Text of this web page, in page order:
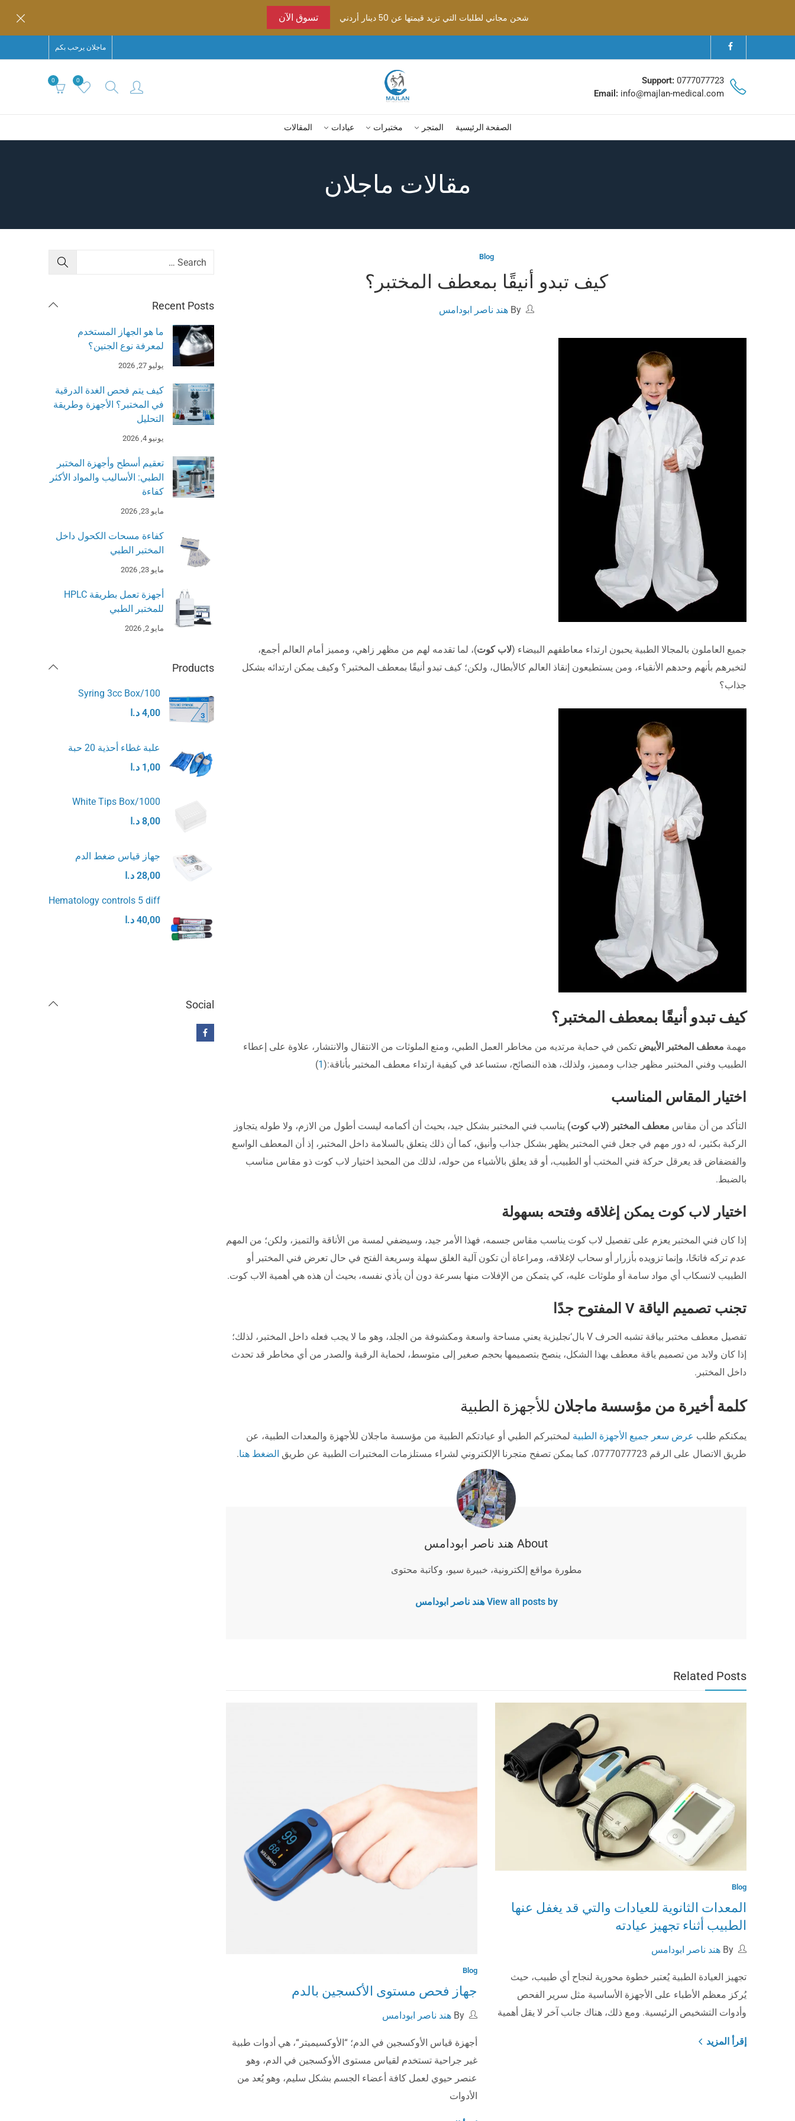
شحن مجاني لطلبات التي تزيد قيمتها عن 50 دينار أردني تسوق الآن
ماجلان يرحب بكم
Support: 0777077723
Email: info@majlan-medical.com
0
0
الصفحة الرئيسية المتجر مختبرات عيادات المقالات
مقالات ماجلان
Blog
كيف تبدو أنيقًا بمعطف المختبر؟
By هند ناصر ابودامس
جميع العاملون بالمجالا الطبية يحبون ارتداء معاطفهم البيضاء (لاب كوت)، لما تقدمه لهم من مظهر زاهي، ومميز أمام العالم أجمع،
لتخبرهم بأنهم وحدهم الأنقياء، ومن يستطيعون إنقاذ العالم كالأبطال، ولكن؛ كيف تبدو أنيقًا بمعطف المختبر؟ وكيف يمكن ارتدائه بشكل
جذاب؟
كيف تبدو أنيقًا بمعطف المختبر؟
مهمة معطف المختبر الأبيض تكمن في حماية مرتديه من مخاطر العمل الطبي، ومنع الملوثات من الانتقال والانتشار، علاوة على إعطاء
الطبيب وفني المختبر مظهر جذاب ومميز، ولذلك، هذه النصائح، ستساعد في كيفية ارتداء معطف المختبر بأناقة:( 1
)
اختيار المقاس المناسب
التأكد من أن مقاس معطف المختبر (لاب كوت) يناسب فني المختبر بشكل جيد، بحيث أن أكمامه ليست أطول من الازم، ولا طوله يتجاوز
الركبة بكثير، له دور مهم في جعل فني المختبر يظهر بشكل جذاب وأنيق، كما أن ذلك يتعلق بالسلامة داخل المختبر، إذ أن المعطف الواسع
والفضفاض قد يعرقل حركة فني المختب أو الطبيب، أو قد يعلق بالأشياء من حوله، لذلك من المحبذ اختيار لاب كوت ذو مقاس مناسب
بالضبط.
اختيار لاب كوت يمكن إغلاقه وفتحه بسهولة
إذا كان فني المختبر يعزم على تفصيل لاب كوت يناسب مقاس جسمه، فهذا الأمر جيد، وسيضفي لمسة من الأناقة والتميز، ولكن؛ من المهم
عدم تركه فاتحًا، وإنما تزويده بأزرار أو سحاب لإغلاقه، ومراعاة أن تكون آلية الغلق سهلة وسريعة الفتح في حال تعرض فني المختبر أو
الطبيب لانسكاب أي مواد سامة أو ملوثات عليه، كي يتمكن من الإفلات منها بسرعة دون أن يأذي نفسه، بحيث أن هذه هي أهمية الاب كوت.
تجنب تصميم الياقة V المفتوح جدًا
تفصيل معطف مختبر بياقة تشبه الحرف V بال‘نجليزية يعني مساحة واسعة ومكشوفة من الجلد، وهو ما لا يجب فعله داخل المختبر، لذلك؛
إذا كان ولابد من تصميم ياقة معطف بهذا الشكل، ينصح بتصميمها بحجم صغير إلى متوسط، لحماية الرقبة والصدر من أي مخاطر قد تحدث
داخل المختبر.
كلمة أخيرة من مؤسسة ماجلان للأجهزة الطبية
يمكنكم طلب عرض سعر جميع الأجهزة الطبية لمختبركم الطبي أو عيادتكم الطبية من مؤسسة ماجلان للأجهزة والمعدات الطبية، عن
طريق الاتصال على الرقم 0777077723، كما يمكن تصفح متجرنا الإلكتروني لشراء مستلزمات المختبرات الطبية عن طريق
الضغط هنا.
About هند ناصر ابودامس
مطورة مواقع إلكترونية، خبيرة سيو، وكاتبة محتوى
View all posts by هند ناصر ابودامس
Related Posts
Blog
المعدات الثانوية للعيادات والتي قد يغفل عنها
الطبيب أثناء تجهيز عيادته
هند ناصر ابودامس
تجهيز العيادة الطبية يُعتبر خطوة محورية لنجاح أي طبيب، حيث
يُركز معظم الأطباء على الأجهزة الأساسية مثل سرير الفحص
وأدوات التشخيص الرئيسية. ومع ذلك، هناك جانب آخر لا يقل أهمية
إقرأ المزيد
Blog
جهاز فحص مستوى الأكسجين بالدم
هند ناصر ابودامس
أجهزة قياس الأوكسجين في الدم؛ “الأوكسيميتر“، هي أدوات طبية
غير جراحية تستخدم لقياس مستوى الأوكسجين في الدم، وهو
عنصر حيوي لعمل كافة أعضاء الجسم بشكل سليم، وهو يُعد من
الأدوات
Recent Posts
ما هو الجهاز المستخدم
لمعرفة نوع الجنين؟
يوليو 27, 2026
كيف يتم فحص الغدة الدرقية
في المختبر؟ الأجهزة وطريقة
التحليل
يونيو 4, 2026
تعقيم أسطح وأجهزة المختبر
الطبي: الأساليب والمواد الأكثر
كفاءة
مايو 23, 2026
كفاءة مسحات الكحول داخل
المختبر الطبي
مايو 23, 2026
أجهزة تعمل بطريقة HPLC
للمختبر الطبي
مايو 2, 2026
Products
Syring 3cc Box/100
4,00 د.ا
علبة غطاء أحذية 20 حبة
1,00 د.ا
White Tips Box/1000
8,00 د.ا
جهاز قياس ضغط الدم
28,00 د.ا
Hematology controls 5 diff
40,00 د.ا
Social